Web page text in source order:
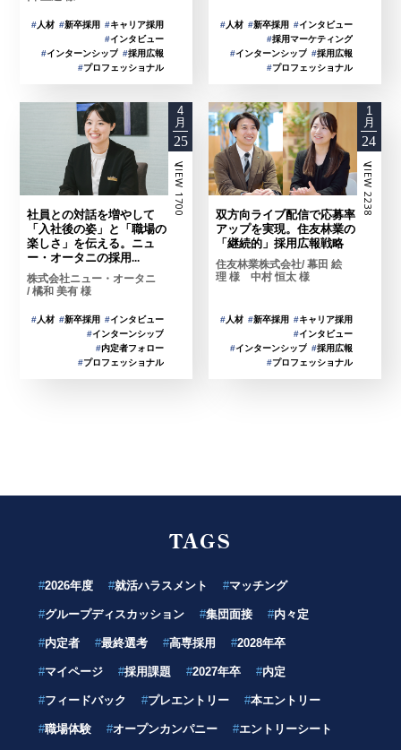
#人材 #新卒採用 #キャリア採用
#インタビュー
#インターンシップ #採用広報
#プロフェッショナル
#人材 #新卒採用 #インタビュー
#採用マーケティング
#インターンシップ #採用広報
#プロフェッショナル
社員との対話を増やして
「入社後の姿」と「職場の
楽しさ」を伝える。ニュ
ー・オータニの採用...
株式会社ニュー・オータニ
/ 橘和 美有 様
#人材 #新卒採用 #インタビュー
#インターンシップ
#内定者フォロー
#プロフェッショナル
4
月
25
ーVIEW 1700
双方向ライブ配信で応募率
アップを実現。住友林業の
「継続的」採用広報戦略
住友林業株式会社/ 幕田 絵
理 様 中村 恒太 様
#人材 #新卒採用 #キャリア採用
#インタビュー
#インターンシップ #採用広報
#プロフェッショナル
1
月
24
ーVIEW 2238
TAGS
#2026年度 #就活ハラスメント #マッチング
#グループディスカッション #集団面接 #内々定
#内定者 #最終選考 #高専採用 #2028年卒
#マイページ #採用課題 #2027年卒 #内定
#フィードバック #プレエントリー #本エントリー
#職場体験 #オープンカンパニー #エントリーシート